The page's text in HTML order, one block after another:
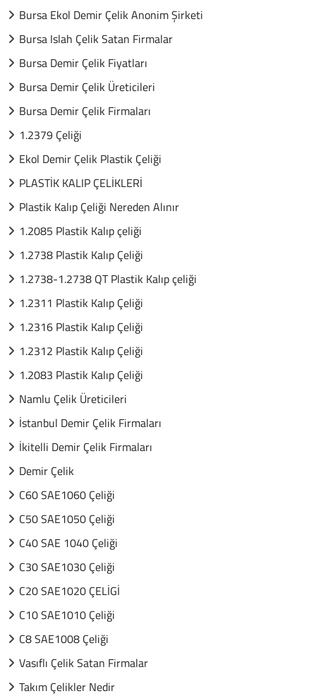
Bursa Ekol Demir Çelik Anonim Şirketi
Bursa Islah Çelik Satan Firmalar
Bursa Demir Çelik Fiyatları
Bursa Demir Çelik Üreticileri
Bursa Demir Çelik Firmaları
1.2379 Çeliği
Ekol Demir Çelik Plastik Çeliği
PLASTİK KALIP ÇELİKLERİ
Plastik Kalıp Çeliği Nereden Alınır
1.2085 Plastik Kalıp çeliği
1.2738 Plastik Kalıp Çeliği
1.2738-1.2738 QT Plastik Kalıp çeliği
1.2311 Plastik Kalıp Çeliği
1.2316 Plastik Kalıp Çeliği
1.2312 Plastik Kalıp Çeliği
1.2083 Plastik Kalıp Çeliği
Namlu Çelik Üreticileri
İstanbul Demir Çelik Firmaları
İkitelli Demir Çelik Firmaları
Demir Çelik
C60 SAE1060 Çeliği
C50 SAE1050 Çeliği
C40 SAE 1040 Çeliği
C30 SAE1030 Çeliği
C20 SAE1020 ÇELİGİ
C10 SAE1010 Çeliği
C8 SAE1008 Çeliği
Vasıflı Çelik Satan Firmalar
Takım Çelikler Nedir